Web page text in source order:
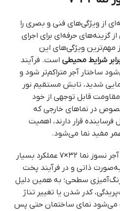
از ویژگی‌های فنی و بصری را
گزینه‌های حرفه‌ای برای اجرای
مهم‌ترین ویژگی‌های این
شرایط محیطی است. فرآیند
ساختار آجر متراکم‌تر شود و
شدید، تابش مستقیم نور
مقاومت قابل توجهی از خود
در نماهای خارجی که
قرار دارند، اهمیت
مفید نما می‌شود.
، آجر نسوز نما ۳۲×۷ عملکرد بسیار
ذاتی و در فرآیند پخت
سطحی؛ به همین دلیل
کدر شدن یا تغییر تناژ
نمای ساختمان حتی پس